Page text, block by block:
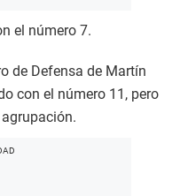
el número 7.
de Defensa de Martín
con el número 11, pero